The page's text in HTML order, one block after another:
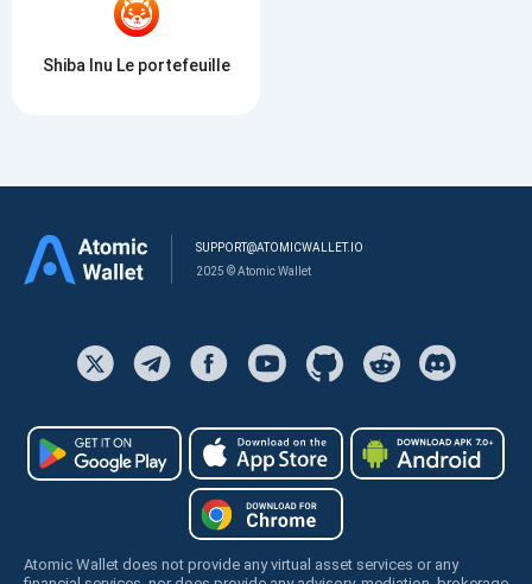
Shiba Inu Le portefeuille
SUPPORT@ATOMICWALLET.IO
2025 © Atomic Wallet
Atomic Wallet does not provide any virtual asset services or any